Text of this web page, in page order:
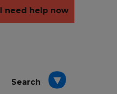
I need help now
Search